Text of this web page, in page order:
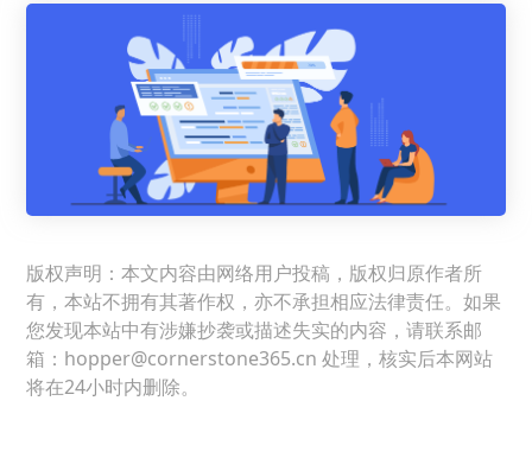
版权声明：本文内容由网络用户投稿，版权归原作者所
有，本站不拥有其著作权，亦不承担相应法律责任。如果
您发现本站中有涉嫌抄袭或描述失实的内容，请联系邮
箱：hopper@cornerstone365.cn 处理，核实后本网站
将在24小时内删除。